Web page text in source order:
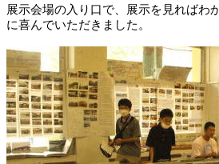
展示会場の入り口で、展示を見ればわ
に喜んでいただきました。